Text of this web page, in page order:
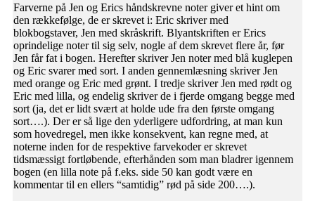
Farverne på Jen og Erics håndskrevne noter giver et hint om
den rækkefølge, de er skrevet i: Eric skriver med
blokbogstaver, Jen med skråskrift. Blyantskriften er Erics
oprindelige noter til sig selv, nogle af dem skrevet flere år, før
Jen får fat i bogen. Herefter skriver Jen noter med blå kuglepen
og Eric svarer med sort. I anden gennemlæsning skriver Jen
med orange og Eric med grønt. I tredje skriver Jen med rødt og
Eric med lilla, og endelig skriver de i fjerde omgang begge med
sort (ja, det er lidt svært at holde ude fra den første omgang
sort….). Der er så lige den yderligere udfordring, at man kun
som hovedregel, men ikke konsekvent, kan regne med, at
noterne inden for de respektive farvekoder er skrevet
tidsmæssigt fortløbende, efterhånden som man bladrer igennem
bogen (en lilla note på f.eks. side 50 kan godt være en
kommentar til en ellers “samtidig” rød på side 200….).